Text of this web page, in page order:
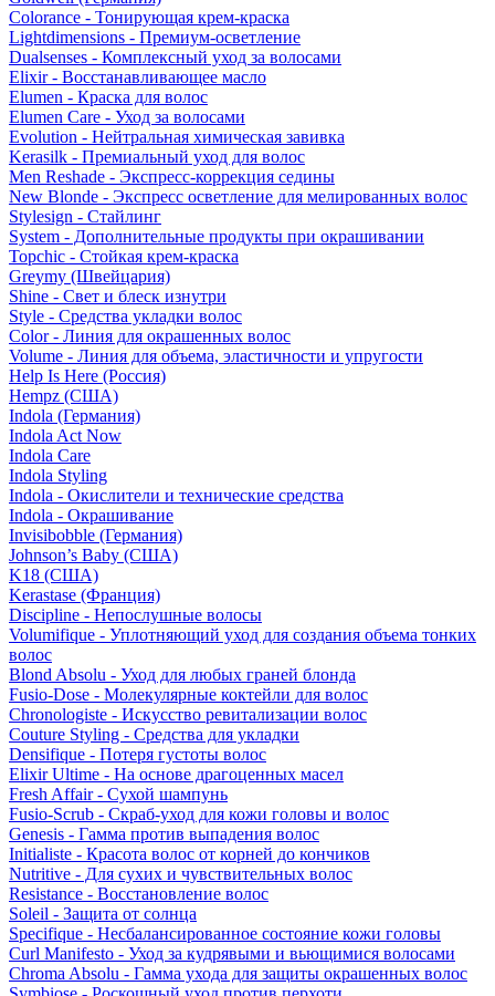
Colorance - Тонирующая крем-краска
Lightdimensions - Премиум-осветление
Dualsenses - Комплексный уход за волосами
Elixir - Восстанавливающее масло
Elumen - Краска для волос
Elumen Care - Уход за волосами
Evolution - Нейтральная химическая завивка
Kerasilk - Премиальный уход для волос
Men Reshade - Экспресс-коррекция седины
New Blonde - Экспресс осветление для мелированных волос
Stylesign - Стайлинг
System - Дополнительные продукты при окрашивании
Topchic - Стойкая крем-краска
Greymy (Швейцария)
Shine - Свет и блеск изнутри
Style - Средства укладки волос
Color - Линия для окрашенных волос
Volume - Линия для объема, эластичности и упругости
Help Is Here (Россия)
Hempz (США)
Indola (Германия)
Indola Act Now
Indola Care
Indola Styling
Indola - Окислители и технические средства
Indola - Окрашивание
Invisibobble (Германия)
Johnson’s Baby (США)
K18 (США)
Kerastase (Франция)
Discipline - Непослушные волосы
Volumifique - Уплотняющий уход для создания объема тонких
волос
Blond Absolu - Уход для любых граней блонда
Fusio-Dose - Молекулярные коктейли для волос
Chronologiste - Искусство ревитализации волос
Couture Styling - Средства для укладки
Densifique - Потеря густоты волос
Elixir Ultime - На основе драгоценных масел
Fresh Affair - Сухой шампунь
Fusio-Scrub - Скраб-уход для кожи головы и волос
Genesis - Гамма против выпадения волос
Initialiste - Красота волос от корней до кончиков
Nutritive - Для сухих и чувствительных волос
Resistance - Восстановление волос
Soleil - Защита от солнца
Specifique - Несбалансированное состояние кожи головы
Curl Manifesto - Уход за кудрявыми и вьющимися волосами
Chroma Absolu - Гамма ухода для защиты окрашенных волос